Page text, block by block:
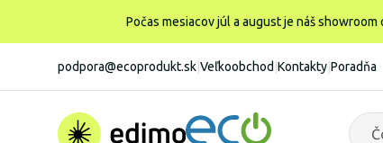
Počas mesiacov júl a august je náš
podpora@ecoprodukt.sk Veľkoobchod Kontakty Poradňa